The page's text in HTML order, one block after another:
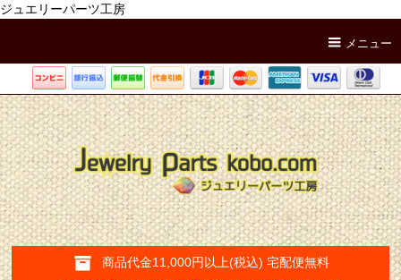
ジュエリーパーツ工房
メニュー
商品代金11,000円以上(税込) 宅配便無料